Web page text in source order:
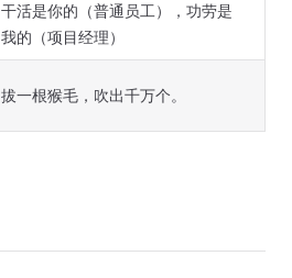
干活是你的（普通员工），功劳是
我的（项目经理）
拔一根猴毛，吹出千万个。